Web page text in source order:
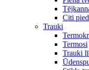
Citi
Trauki
Termosi
Trauki